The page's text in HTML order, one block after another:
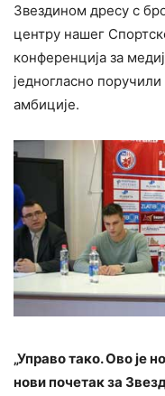
Звездином дресу с
центру нашег
конференција за
једногласно
амбиције.
„Управо тако. Ово је
нови почетак за